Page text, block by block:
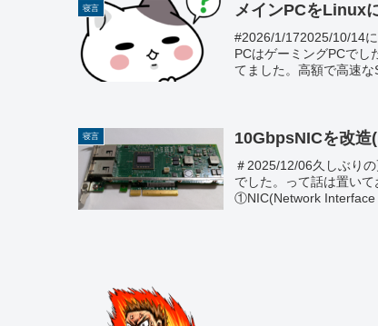
寝言 メインPCをLinux
#2026/1/172025/10/14
PCはゲーミングPCでし
てました。高額で高速
寝言 10GbpsNICを改造
＃2025/12/06久しぶり
でした。って話は置い
①NIC(Network Interface